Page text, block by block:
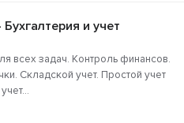
и учет
всех задач. Контроль финансов.
Складской учет. Простой учет